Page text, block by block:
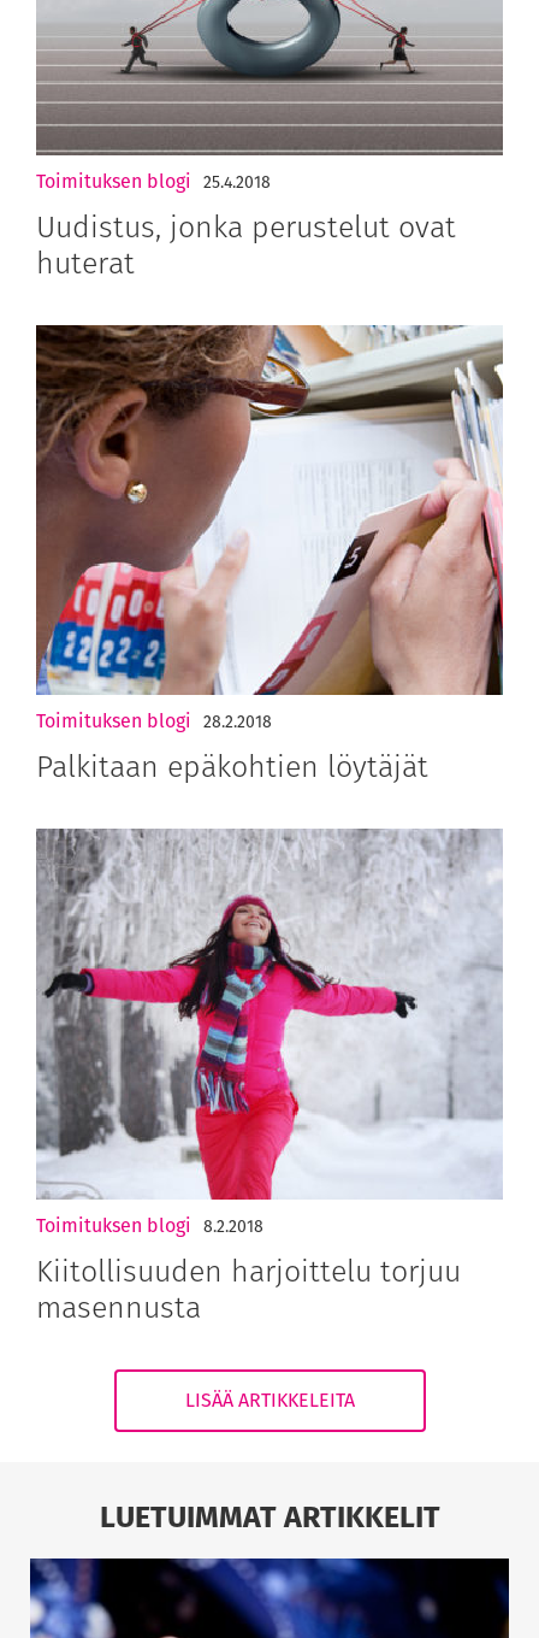
Toimituksen blogi 25.4.2018
Uudistus, jonka perustelut ovat
huterat
Toimituksen blogi 28.2.2018
Palkitaan epäkohtien löytäjät
Toimituksen blogi 8.2.2018
Kiitollisuuden harjoittelu torjuu
masennusta
LISÄÄ ARTIKKELEITA
LUETUIMMAT ARTIKKELIT